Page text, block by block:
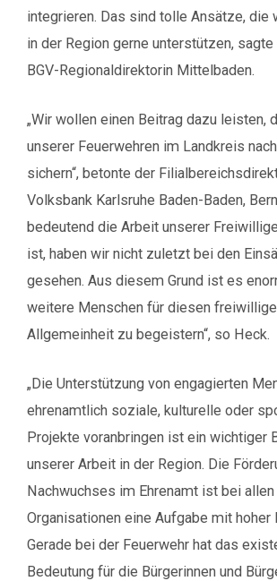
integrieren. Das sind tolle Ansätze, die
in der Region gerne unterstützen,
BGV-Regionaldirektorin Mittelbaden.
„Wir wollen einen Beitrag dazu leisten,
unserer Feuerwehren im Landkreis
sichern“, betonte der
Volksbank Karlsruhe Baden-Baden,
bedeutend die Arbeit unserer
ist, haben wir nicht zuletzt bei den
gesehen. Aus diesem Grund ist es
weitere Menschen für diesen
Allgemeinheit zu begeistern“, so Heck.
„Die Unterstützung von engagierten
ehrenamtlich soziale, kulturelle oder
Projekte voranbringen ist ein wichtiger
unserer Arbeit in der Region. Die
Nachwuchses im Ehrenamt ist bei allen
Organisationen eine Aufgabe mit hoher
Gerade bei der Feuerwehr hat das
Bedeutung für die Bürgerinnen und